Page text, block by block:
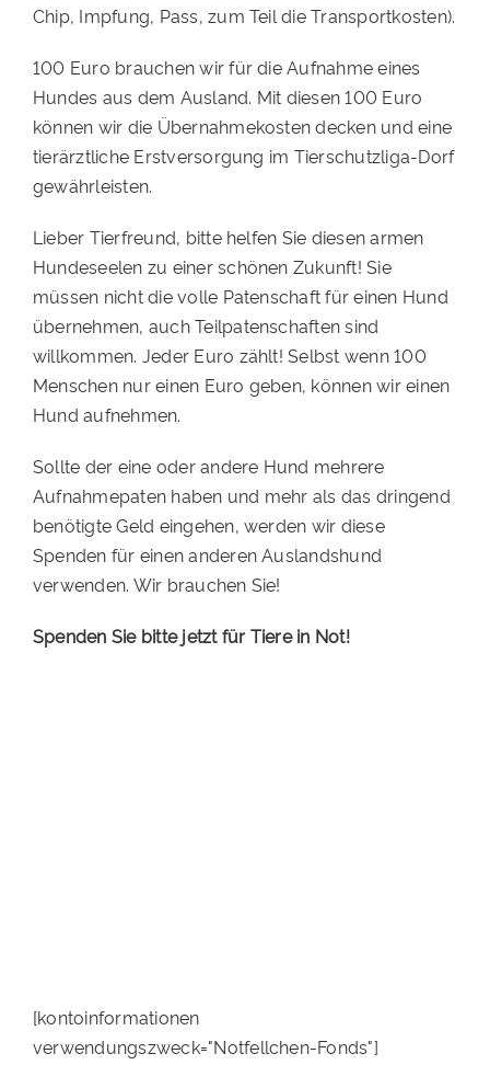
Chip, Impfung, Pass, zum Teil die Transportkosten).
100 Euro brauchen wir für die Aufnahme eines
Hundes aus dem Ausland. Mit diesen 100 Euro
können wir die Übernahmekosten decken und eine
tierärztliche Erstversorgung im Tierschutzliga-Dorf
gewährleisten.
Lieber Tierfreund, bitte helfen Sie diesen armen
Hundeseelen zu einer schönen Zukunft! Sie
müssen nicht die volle Patenschaft für einen Hund
übernehmen, auch Teilpatenschaften sind
willkommen. Jeder Euro zählt! Selbst wenn 100
Menschen nur einen Euro geben, können wir einen
Hund aufnehmen.
Sollte der eine oder andere Hund mehrere
Aufnahmepaten haben und mehr als das dringend
benötigte Geld eingehen, werden wir diese
Spenden für einen anderen Auslandshund
verwenden. Wir brauchen Sie!
Spenden Sie bitte jetzt für Tiere in Not!
[kontoinformationen
verwendungszweck="Notfellchen-Fonds"]